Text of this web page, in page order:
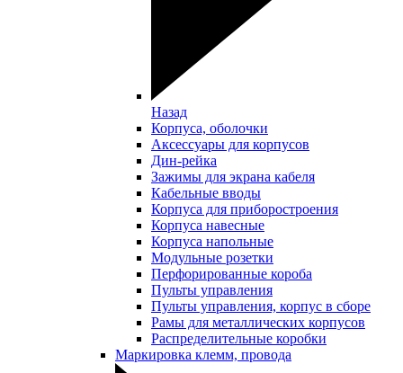
Назад
Корпуса, оболочки
Аксессуары для корпусов
Дин-рейка
Зажимы для экрана кабеля
Кабельные вводы
Корпуса для приборостроения
Корпуса навесные
Корпуса напольные
Модульные розетки
Перфорированные короба
Пульты управления
Пульты управления, корпус в сборе
Рамы для металлических корпусов
Распределительные коробки
Маркировка клемм, провода